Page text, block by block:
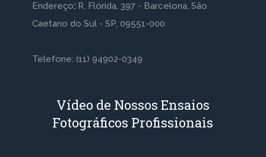
Endereço: R. Flórida, 397 - Barcelona, São
Caetano do Sul - SP, 09551-000
Telefone: (11) 94902-0349
Vídeo de Nossos Ensaios
Fotográficos Profissionais